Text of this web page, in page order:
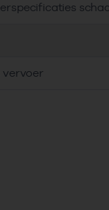
vervoer